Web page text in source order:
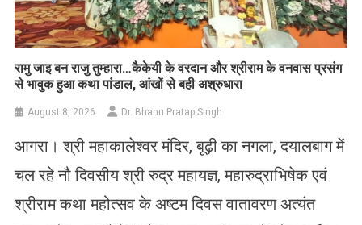
रामु जाइ बन राजु तुम्हारा…कैकेयी के वरदान और श्रीराम के वनवास प्रसंग
से भावुक हुआ कथा पांडाल, आंखों से बही अश्रुधारा
August 8, 2026 Dr. Bhanu Pratap Singh
आगरा। श्री महाकालेश्वर मंदिर, बूढ़ी का नगला, दयालबाग में
चल रहे नौ दिवसीय श्री रुद्र महायज्ञ, महारुद्राभिषेक एवं
श्रीराम कथा महोत्सव के अष्टम दिवस वातावरण अत्यंत